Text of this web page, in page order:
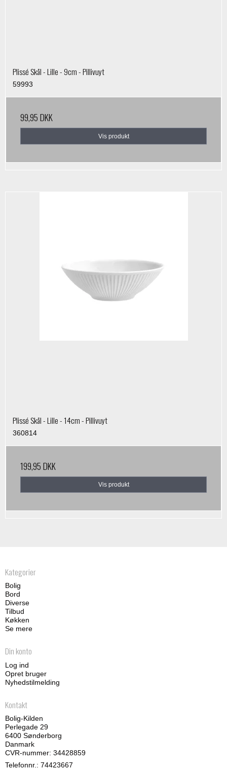
Plissé Skål - Lille - 9cm - Pillivuyt
59993
99,95 DKK
Vis produkt
Plissé Skål - Lille - 14cm - Pillivuyt
360814
199,95 DKK
Vis produkt
Kategorier
Bolig
Bord
Diverse
Tilbud
Køkken
Se mere
Din konto
Log ind
Opret bruger
Nyhedstilmelding
Kontakt
Bolig-Kilden
Perlegade 29
6400 Sønderborg
Danmark
CVR-nummer: 34428859
Telefonnr.: 74423667